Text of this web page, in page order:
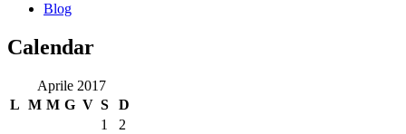
Blog
Calendar
Aprile 2017
L M M G V S
D
1
2